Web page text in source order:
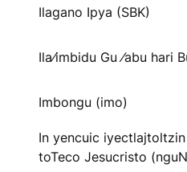
Ilagano Ipya (SBK)
Ila⁄imbidu Gu ⁄abu hari
Imbongu (imo)
In yencuic
toTeco Jesucristo